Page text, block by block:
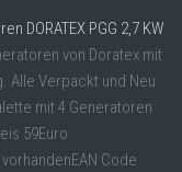
DORATEX PGG 2,7 KW
von Doratex mit
Alle Verpackt und Neu.
mit 4 Generatoren
59Euro
Code